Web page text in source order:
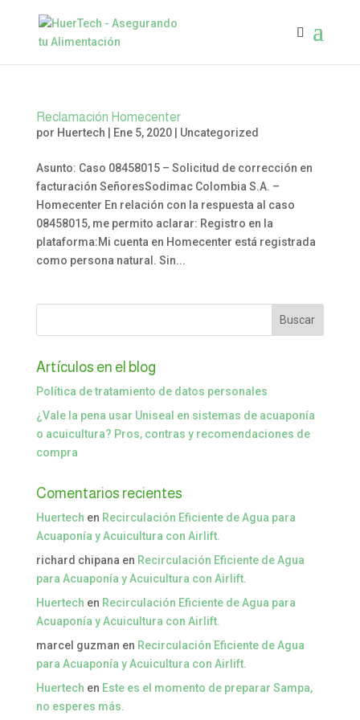
Reclamación Homecenter
por Huertech Ene 5, 2020| Uncategorized
Asunto: Caso 08458015 – Solicitud de corrección en
facturación SeñoresSodimac Colombia S.A. –
Homecenter En relación con la respuesta al caso
08458015, me permito aclarar: Registro en la
plataforma:Mi cuenta en Homecenter está registrada
como persona natural. Sin...
Artículos en el blog
Política de tratamiento de datos personales
¿Vale la pena usar Uniseal en sistemas de acuaponía
o acuicultura? Pros, contras y recomendaciones de
compra
Comentarios recientes
Huertech en Recirculación Eficiente de Agua para
Acuaponía y Acuicultura con Airlift.
richard chipana en Recirculación Eficiente de Agua
para Acuaponía y Acuicultura con Airlift.
Huertech en Recirculación Eficiente de Agua para
Acuaponía y Acuicultura con Airlift.
marcel guzman en Recirculación Eficiente de Agua
para Acuaponía y Acuicultura con Airlift.
Huertech en Este es el momento de preparar Sampa,
no esperes más.